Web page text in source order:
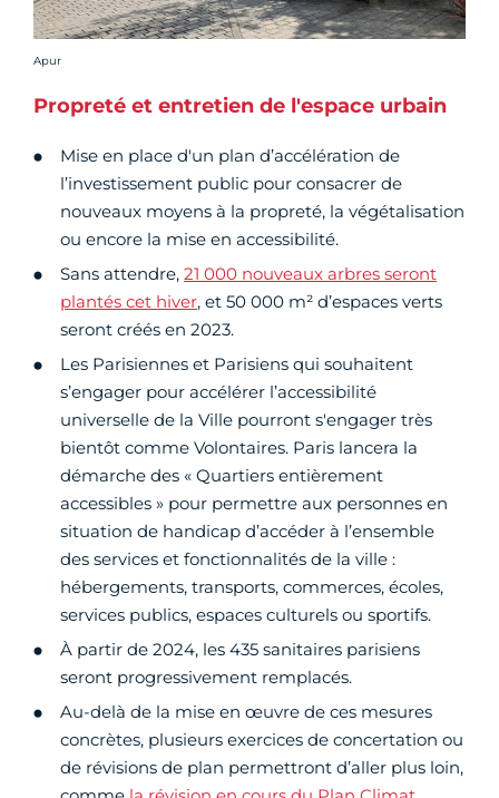
Crédit photo :
Apur
Propreté et entretien de l'espace urbain
Mise en place d'un plan d’accélération de
l’investissement public pour consacrer de
nouveaux moyens à la propreté, la végétalisation
ou encore la mise en accessibilité.
Sans attendre, 21 000 nouveaux arbres seront
plantés cet hiver, et 50 000 m² d’espaces verts
seront créés en 2023.
Les Parisiennes et Parisiens qui souhaitent
s’engager pour accélérer l’accessibilité
universelle de la Ville pourront s'engager très
bientôt comme Volontaires. Paris lancera la
démarche des « Quartiers entièrement
accessibles » pour permettre aux personnes en
situation de handicap d’accéder à l’ensemble
des services et fonctionnalités de la ville :
hébergements, transports, commerces, écoles,
services publics, espaces culturels ou sportifs.
À partir de 2024, les 435 sanitaires parisiens
seront progressivement remplacés.
Au-delà de la mise en œuvre de ces mesures
concrètes, plusieurs exercices de concertation ou
de révisions de plan permettront d’aller plus loin,